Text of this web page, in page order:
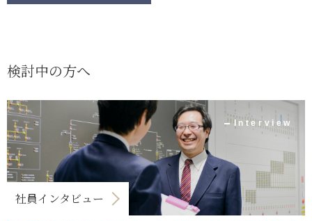
検討中の方へ
社員インタビュー
Interview